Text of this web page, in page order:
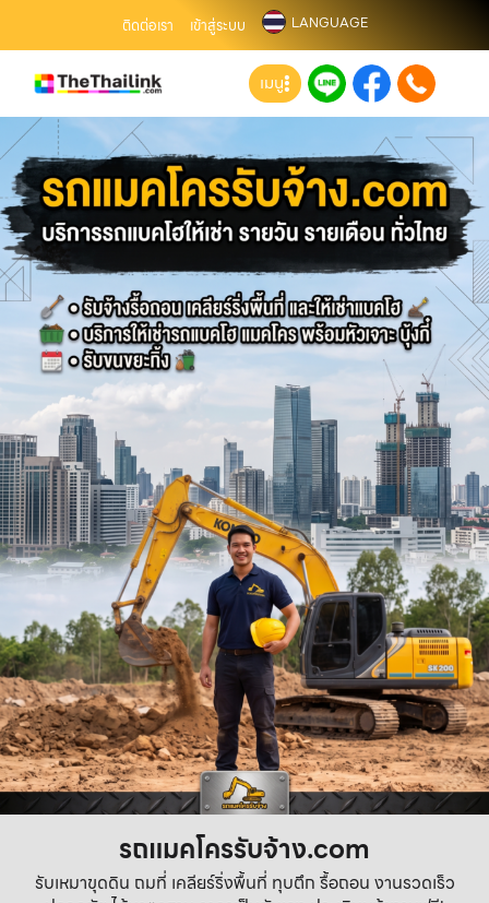
ติดต่อเรา เข้าสู่ระบบ LANGUAGE
เมนู
รถแมคโครรับจ้าง.com
รับเหมาขุดดิน ถมที่ เคลียร์ริ่งพื้นที่ ทุบตึก รื้อถอน งานรวดเร็ว